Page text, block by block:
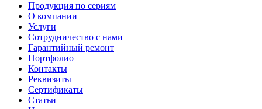
Продукция по сериям
О компании
Услуги
Сотрудничество с нами
Гарантийный ремонт
Портфолио
Контакты
Реквизиты
Сертификаты
Статьи